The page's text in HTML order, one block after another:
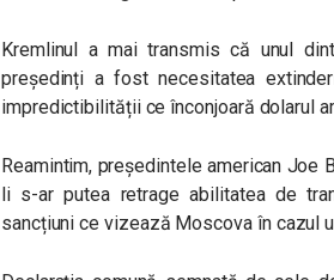
Kremlinul a mai transmis că unul
președinți a fost necesitatea
impredictibilității ce înconjoară dolarul
Reamintim, președintele american Joe
li s-ar putea retrage abilitatea de
sancțiuni ce vizează Moscova în cazul